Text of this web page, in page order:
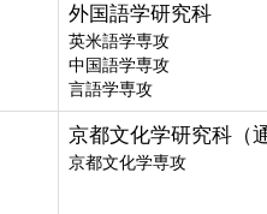
外国語学研究科
英米語学専攻
中国語学専攻
言語学専攻
京都文化学研究科（
京都文化学専攻